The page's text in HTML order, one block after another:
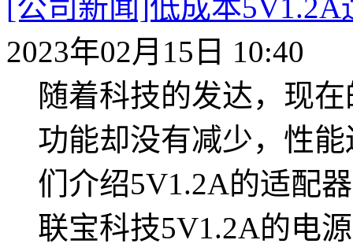
[公司新闻]低成本
2023年02月15日 10:40
随着科技的发达，现
功能却没有减少，性
们介绍5V1.2A的适配
联宝科技5V1.2A的电源